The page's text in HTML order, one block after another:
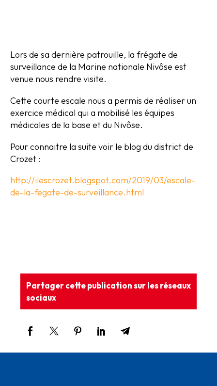
Lors de sa dernière patrouille, la frégate de
surveillance de la Marine nationale Nivôse est
venue nous rendre visite.
Cette courte escale nous a permis de réaliser un
exercice médical qui a mobilisé les équipes
médicales de la base et du Nivôse.
Pour connaitre la suite voir le blog du district de
Crozet :
http://ilescrozet.blogspot.com/2019/03/escale-
de-la-fegate-de-surveillance.html
Partager cette publication sur les réseaux
sociaux